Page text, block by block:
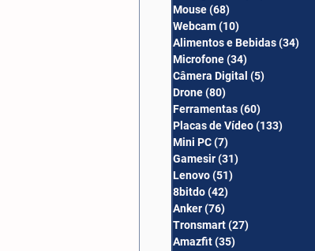
Mouse(68)
Webcam(10)
Alimentos e Bebidas(34)
Microfone(34)
Câmera Digital (5)
Drone(80)
Ferramentas(60)
Placas de Vídeo(133)
Mini PC(7)
Gamesir(31)
Lenovo(51)
8bitdo(42)
Anker(76)
Tronsmart(27)
Amazfit(35)